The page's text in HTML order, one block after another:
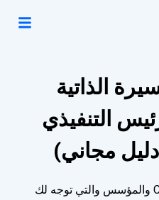
الذاتية
التنفيذي
مجاني)
قم بإنشاء سيرة ذاتية لـ CTO والمؤسس والتي توجه لك